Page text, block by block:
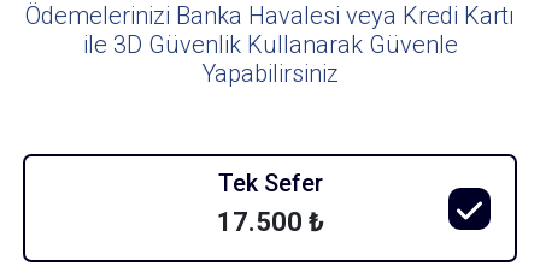
Ödemelerinizi Banka Havalesi veya Kredi Kartı
ile 3D Güvenlik Kullanarak Güvenle
Yapabilirsiniz
Tek Sefer
17.500 ₺